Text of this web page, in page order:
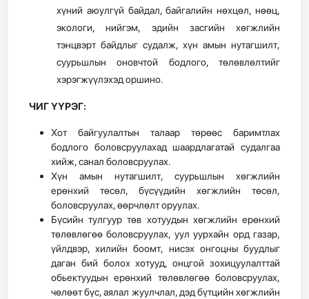
хүний аюулгүй байдал, байгалийн нөхцөл, нөөц,
экологи, нийгэм, эдийн засгийн хөгжлийн
тэнцвэрт байдлыг судалж, хүн амын нутагшилт,
суурьшлын оновчтой бодлого, төлөвлөлтийг
хэрэгжүүлэхэд оршино.
ЧИГ ҮҮРЭГ:
Хот байгуулалтын талаар төрөөс баримтлах
бодлого боловсруулахад шаардлагатай судалгаа
хийж, санал боловсруулах.
Хүн амын нутагшилт, суурьшлын хөгжлийн
ерөнхий төсөл, бүсүүдийн хөгжлийн төсөл,
боловсруулах, өөрчлөлт оруулах.
Бүсийн тулгуур төв хотуудын хөгжлийн ерөнхий
төлөвлөгөө боловсруулах, уул уурхайн орд газар,
үйлдвэр, хилийн боомт, нисэх онгоцны буудлыг
даган бий болох хотууд, онцгой зохицуулалттай
обьектуудын ерөнхий төлөвлөгөө боловсруулах,
чөлөөт бүс, аялал жуулчлал, дэд бүтцийн хөгжлийн